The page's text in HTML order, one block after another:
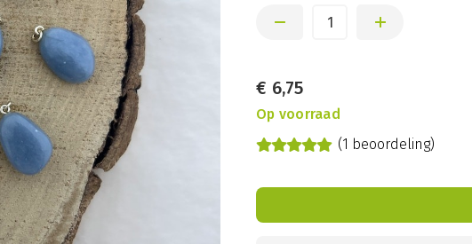
€ 6,75
Op voorraad
(1 beoordeling)